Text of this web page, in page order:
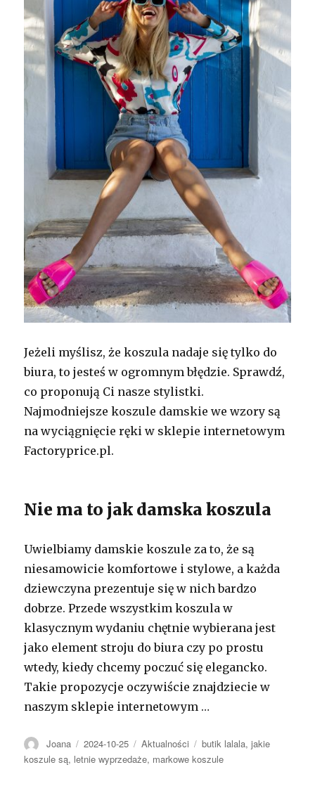
Jeżeli myślisz, że koszula nadaje się tylko do
biura, to jesteś w ogromnym błędzie. Sprawdź,
co proponują Ci nasze stylistki.
Najmodniejsze koszule damskie we wzory są
na wyciągnięcie ręki w sklepie internetowym
Factoryprice.pl.
Nie ma to jak damska koszula
Uwielbiamy damskie koszule za to, że są
niesamowicie komfortowe i stylowe, a każda
dziewczyna prezentuje się w nich bardzo
dobrze. Przede wszystkim koszula w
klasycznym wydaniu chętnie wybierana jest
jako element stroju do biura czy po prostu
wtedy, kiedy chcemy poczuć się elegancko.
Takie propozycje oczywiście znajdziecie w
naszym sklepie internetowym …
Autor
Joana Opublikowano
2024-10-25 Kategorie
Aktualności Tagi
butik lalala,jakie
koszule są, letnie wyprzedaże, markowe koszule